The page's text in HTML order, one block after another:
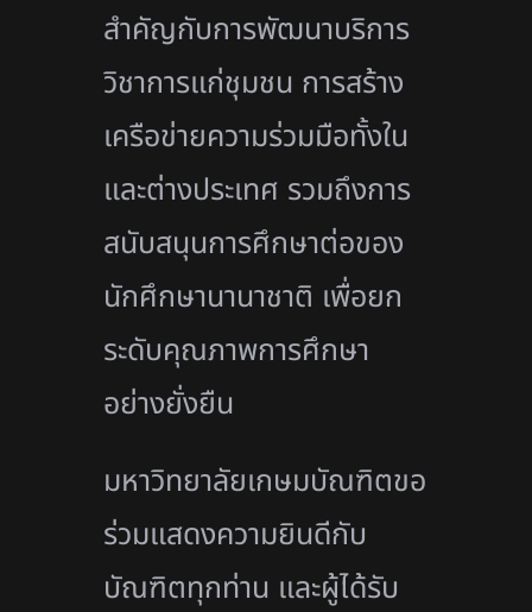
สำคัญกับการพัฒนาบริการ
วิชาการแก่ชุมชน การสร้าง
เครือข่ายความร่วมมือทั้งใน
และต่างประเทศ รวมถึงการ
สนับสนุนการศึกษาต่อของ
นักศึกษานานาชาติ เพื่อยก
ระดับคุณภาพการศึกษา
อย่างยั่งยืน
มหาวิทยาลัยเกษมบัณฑิตขอ
ร่วมแสดงความยินดีกับ
บัณฑิตทุกท่าน และผู้ได้รับ